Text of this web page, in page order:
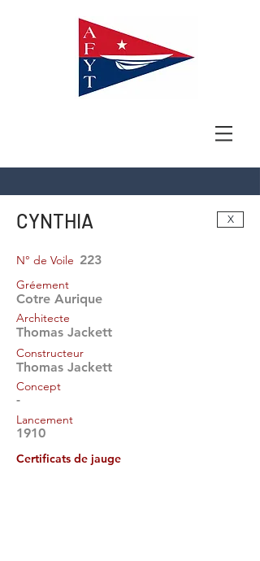
CYNTHIA X
223
N° de Voile
Gréement
Cotre Aurique
Architecte
Thomas Jackett
Constructeur
Thomas Jackett
Concept
-
Lancement
1910
Certificats de jauge